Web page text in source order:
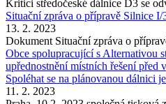
Kritici středočeské dálnice D3 se
Situační zpráva o přípravě Silnice
13. 2. 2023
Dokument Situační zpráva o
Obce spolupracující s Alternativou
upřednostnění místních řešení před
Spoléhat se na plánovanou dálnici
11. 2. 2023